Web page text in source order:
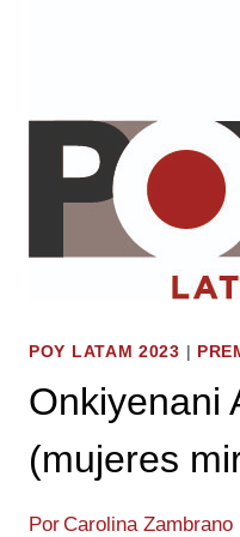
POY LATAM 2023 |
Onkiyenani
(mujeres
PorCarolina Zambrano